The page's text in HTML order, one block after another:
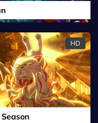
HD